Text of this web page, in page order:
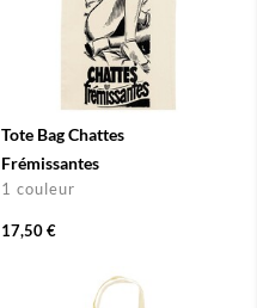
Tote Bag Chattes
Frémissantes
1 couleur
17,50 €